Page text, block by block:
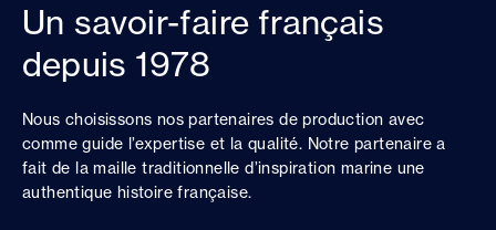
Un savoir-faire français
depuis 1978
Nous choisissons nos partenaires de production avec
comme guide l’expertise et la qualité. Notre partenaire a
fait de la maille traditionnelle d’inspiration marine une
authentique histoire française.